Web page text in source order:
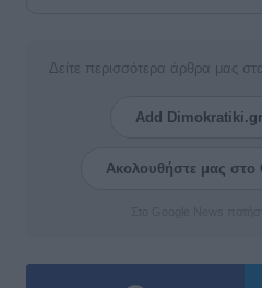
Δείτε περισσότερα άρθρα μας
Add
Ακολουθήστε μας